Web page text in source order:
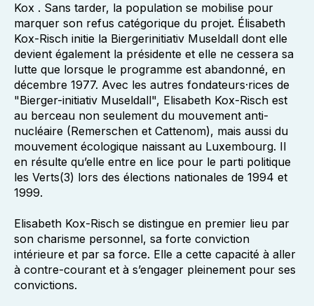
Kox . Sans tarder, la population se mobilise pour
marquer son refus catégorique du projet. Élisabeth
Kox-Risch initie la Biergerinitiativ Museldall dont elle
devient également la présidente et elle ne cessera sa
lutte que lorsque le programme est abandonné, en
décembre 1977. Avec les autres fondateurs·rices de
"Bierger-initiativ Museldall", Elisabeth Kox-Risch est
au berceau non seulement du mouvement anti-
nucléaire (Remerschen et Cattenom), mais aussi du
mouvement écologique naissant au Luxembourg. Il
en résulte qu’elle entre en lice pour le parti politique
les Verts(3) lors des élections nationales de 1994 et
1999.
Elisabeth Kox-Risch se distingue en premier lieu par
son charisme personnel, sa forte conviction
intérieure et par sa force. Elle a cette capacité à aller
à contre-courant et à s’engager pleinement pour ses
convictions.